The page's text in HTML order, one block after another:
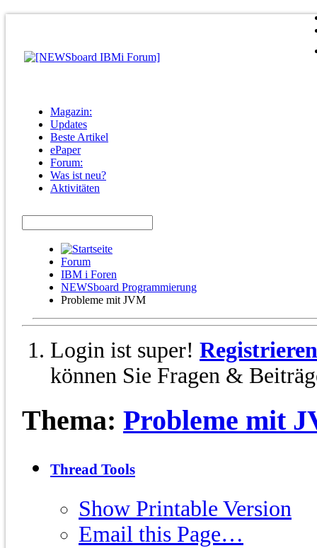
Magazin:
Updates
Beste Artikel
ePaper
Forum:
Was ist neu?
Aktivitäten
Forum
IBM i Foren
NEWSboard Programmierung
Probleme mit JVM
Login ist super! Registrieren
können Sie Fragen &
Thema: Probleme mit
Thread Tools
Show Printable Version
Email this Page…